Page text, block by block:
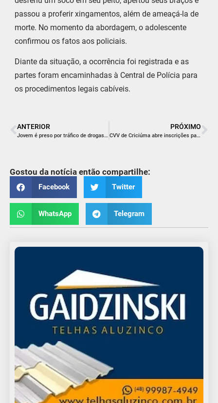
passou a proferir xingamentos, além de ameaçá-la de
morte. No momento da abordagem, o adolescente
confirmou os fatos aos policiais.
Diante da situação, a ocorrência foi registrada e as
partes foram encaminhadas à Central de Polícia para
os procedimentos legais cabíveis.
ANTERIOR
Jovem é preso por tráfico de drogas após tentar fugir da Polícia Militar em Araranguá
PRÓXIMO
CVV de Criciúma abre inscrições para novos voluntários e reforça missão de salvar vidas
Gostou da notícia então compartilhe:
Facebook Twitter
WhatsApp Telegram